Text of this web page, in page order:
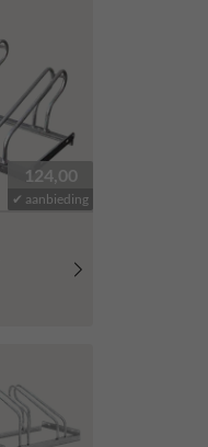
124,00
✔ aanbieding